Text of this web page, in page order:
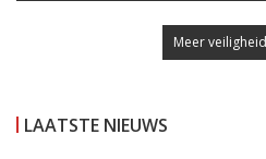
Meer
LAATSTE NIEUWS